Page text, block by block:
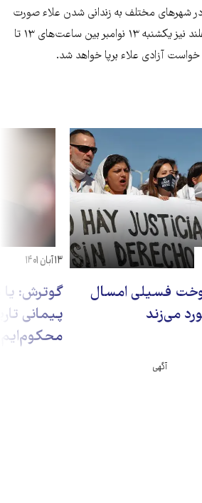
شهرهای مختلف به زندانی شدن علاء صورت
گرفته است. در آمستردام هلند نیز یکشنبه ۱۳ نوامبر بین ساعت‌های ۱۳ تا
سوخت فسیلی امسال
می‌زند
گوترش:
پیمانی
محکوم‌ایم
۱۳ آبان ۱۴۰۱
آگهی